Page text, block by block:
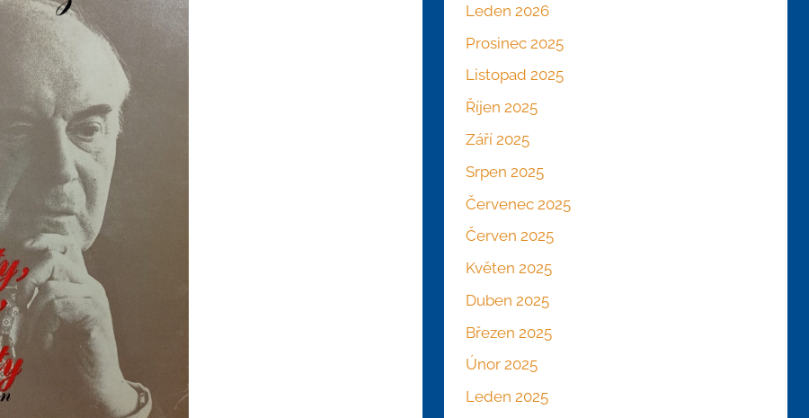
Leden 2026
Prosinec 2025
Listopad 2025
Říjen 2025
Září 2025
Srpen 2025
Červenec 2025
Červen 2025
Květen 2025
Duben 2025
Březen 2025
Únor 2025
Leden 2025